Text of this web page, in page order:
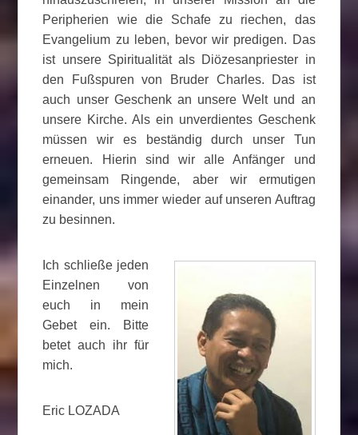
Peripherien wie die Schafe zu riechen, das
Evangelium zu leben, bevor wir predigen. Das
ist unsere Spiritualität als Diözesanpriester in
den Fußspuren von Bruder Charles. Das ist
auch unser Geschenk an unsere Welt und an
unsere Kirche. Als ein unverdientes Geschenk
müssen wir es beständig durch unser Tun
erneuen. Hierin sind wir alle Anfänger und
gemeinsam Ringende, aber wir ermutigen
einander, uns immer wieder auf unseren Auftrag
zu besinnen.
Ich schließe jeden
Einzelnen von
euch in mein
Gebet ein. Bitte
betet auch ihr für
mich.
Eric LOZADA